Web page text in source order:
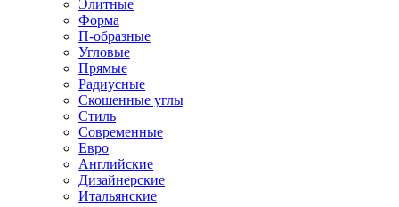
Элитные
Форма
П-образные
Угловые
Прямые
Радиусные
Скошенные углы
Стиль
Современные
Евро
Английские
Дизайнерские
Итальянские